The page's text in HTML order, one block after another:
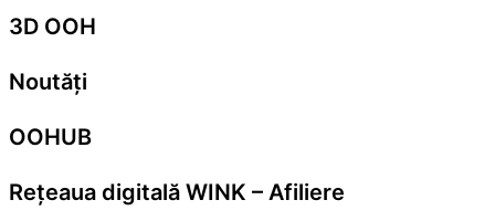
3D OOH
Noutăți
OOHUB
Rețeaua digitală WINK – Afiliere